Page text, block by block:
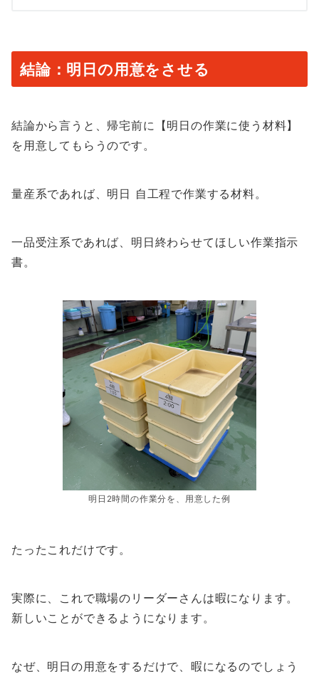
結論：明日の用意をさせる
結論から言うと、帰宅前に【明日の作業に使う材料】
を用意してもらうのです。
量産系であれば、明日 自工程で作業する材料。
一品受注系であれば、明日終わらせてほしい作業指示
書。
明日2時間の作業分を、用意した例
たったこれだけです。
実際に、これで職場のリーダーさんは暇になります。
新しいことができるようになります。
なぜ、明日の用意をするだけで、暇になるのでしょう